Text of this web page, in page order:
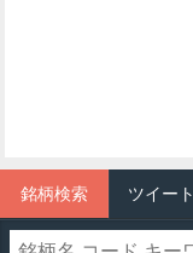
銘柄検索 ツイート